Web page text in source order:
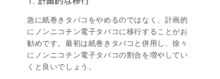
急に紙巻きタバコをやめるのではなく、計画的
にノンニコチン電子タバコに移行することがお
勧めです。最初は紙巻きタバコと併用し、徐々
にノンニコチン電子タバコの割合を増やしてい
くと良いでしょう。